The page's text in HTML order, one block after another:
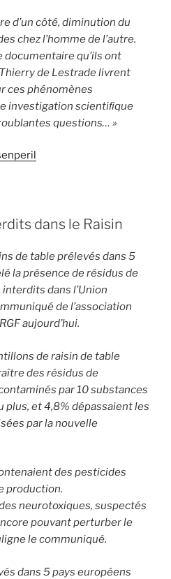
d’un côté, diminution du
chez l’homme de l’autre.
documentaire qu’ils ont
de Lestrade livrent
ces phénomènes
investigation scientiﬁque
questions… »
dans le Raisin
de table prélevés dans 5
la présence de résidus de
dans l’Union
de l’association
aujourd’hui.
de raisin de table
des résidus de
par 10 substances
et 4,8% dépassaient les
par la nouvelle
des pesticides
production.
neurotoxiques, suspectés
pouvant perturber le
le communiqué.
dans 5 pays européens